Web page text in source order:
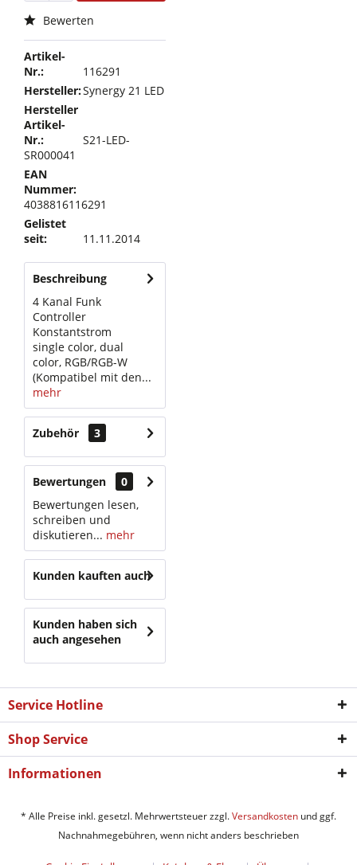
Bewerten
Artikel-
Nr.:
116291
Hersteller:Synergy 21 LED
Hersteller
Artikel-
Nr.:
S21-LED-
SR000041
EAN
Nummer:
4038816116291
Gelistet
seit:
11.11.2014
Beschreibung
4 Kanal Funk
Controller
Konstantstrom
single color, dual
color, RGB/RGB-W
(Kompatibel mit den...
mehr
Zubehör 3
Bewertungen
0
Bewertungen lesen,
schreiben und
diskutieren... mehr
Kunden kauften auch
Kunden haben sich
auch angesehen
Service Hotline
Shop Service
Informationen
* Alle Preise inkl. gesetzl. Mehrwertsteuer zzgl.Versandkosten und ggf.
Nachnahmegebühren, wenn nicht anders beschrieben